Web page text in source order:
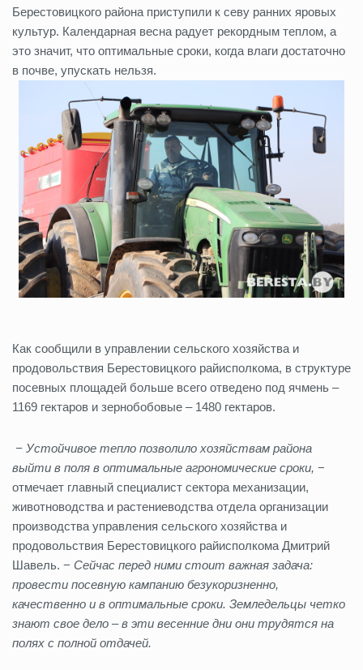
Берестовицкого района приступили к севу ранних яровых
культур. Календарная весна радует рекордным теплом, а
это значит, что оптимальные сроки, когда влаги достаточно
в почве, упускать нельзя.
Как сообщили в управлении сельского хозяйства и
продовольствия Берестовицкого райисполкома, в структуре
посевных площадей больше всего отведено под ячмень –
1169 гектаров и зернобобовые – 1480 гектаров.
− Устойчивое тепло позволило хозяйствам района
выйти в поля в оптимальные агрономические сроки, −
отмечает главный специалист сектора механизации,
животноводства и растениеводства отдела организации
производства управления сельского хозяйства и
продовольствия Берестовицкого райисполкома Дмитрий
Шавель. − Сейчас перед ними стоит важная задача:
провести посевную кампанию безукоризненно,
качественно и в оптимальные сроки. Земледельцы четко
знают свое дело – в эти весенние дни они трудятся на
полях с полной отдачей.